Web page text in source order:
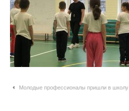
Навигация по статьям
Молодые профессионалы пришли в школу